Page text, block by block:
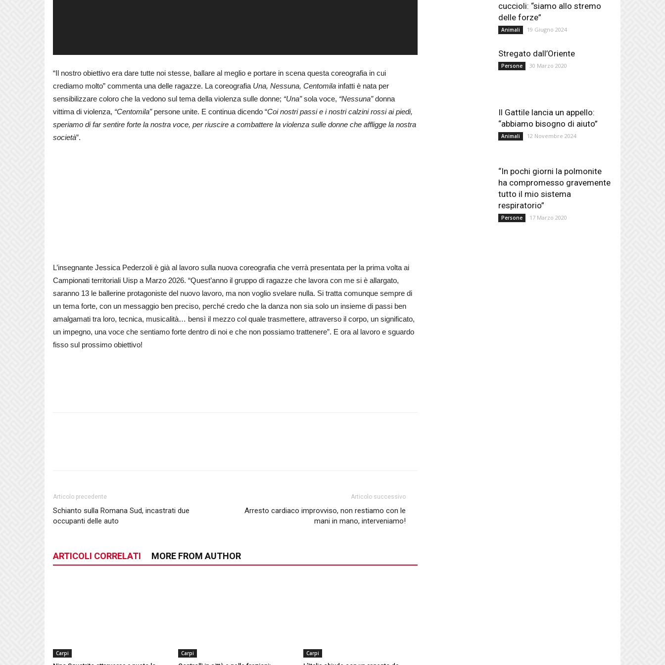
“Il nostro obiettivo era dare tutte noi stesse, ballare al meglio e portare in scena questa coreografia in cui
crediamo molto” commenta una delle ragazze. La coreografia Una, Nessuna, Centomila infatti è nata per
sensibilizzare coloro che la vedono sul tema della violenza sulle donne; “Una”sola voce, “Nessuna”donna
vittima di violenza, “Centomila”persone unite. E continua dicendo “Coi nostri passi e i nostri calzini rossi ai piedi,
speriamo di far sentire forte la nostra voce, per riuscire a combattere la violenza sulle donne che affligge la nostra
società”.
L’insegnante Jessica Pederzoli è già al lavoro sulla nuova coreografia che verrà presentata per la prima volta ai
Campionati territoriali Uisp a Marzo 2026. “Quest’anno il gruppo di ragazze che lavora con me si è allargato,
saranno 13 le ballerine protagoniste del nuovo lavoro, ma non voglio svelare nulla. Si tratta comunque sempre di
un tema forte, con un messaggio ben preciso, perché credo che la danza non sia solo un insieme di passi ben
amalgamati tra loro, tecnica, musicalità… bensì il mezzo col quale trasmettere, attraverso il corpo, un significato,
un impegno, una voce che sentiamo forte dentro di noi e che non possiamo trattenere”. E ora al lavoro e sguardo
fisso sul prossimo obiettivo!
Articolo precedente
Schianto sulla Romana Sud, incastrati due
occupanti delle auto
Articolo successivo
Arresto cardiaco improvviso, non restiamo con le
mani in mano, interveniamo!
ARTICOLI CORRELATI MORE FROM AUTHOR
Carpi Carpi Carpi
cuccioli: “siamo allo stremo
delle forze”
Animali 19 Giugno 2024
Stregato dall’Oriente
Persone 30 Marzo 2020
Il Gattile lancia un appello:
“abbiamo bisogno di aiuto”
Animali 12 Novembre 2024
“In pochi giorni la polmonite
ha compromesso gravemente
tutto il mio sistema
respiratorio”
Persone 17 Marzo 2020